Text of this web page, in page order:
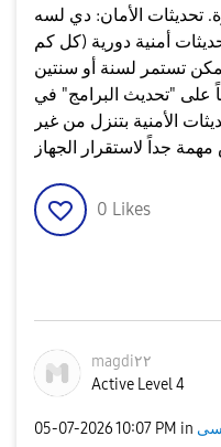
​تحديثات الأمان: دي لسه
أمنية دورية (كل كم
تستمر لسنة أو سنتين
على "تحديث البرامج" في
الأمنية بتنزل من غير
0 Likes
magdi٢٢
Active Level 4
‎05-07-202610:07 PM in